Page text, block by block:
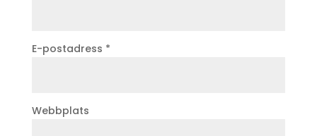
E-postadress *
Webbplats